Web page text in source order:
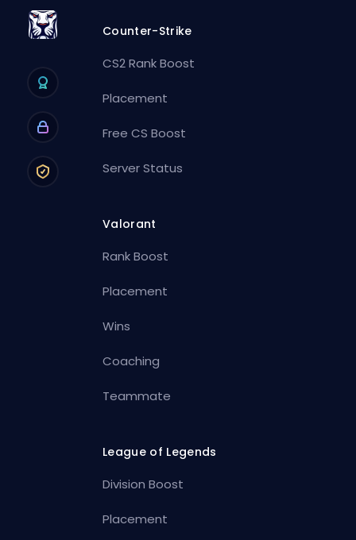
Counter-Strike
CS2 Rank Boost
Placement
Free CS Boost
Server Status
Valorant
Rank Boost
Placement
Wins
Coaching
Teammate
League of Legends
Division Boost
Placement